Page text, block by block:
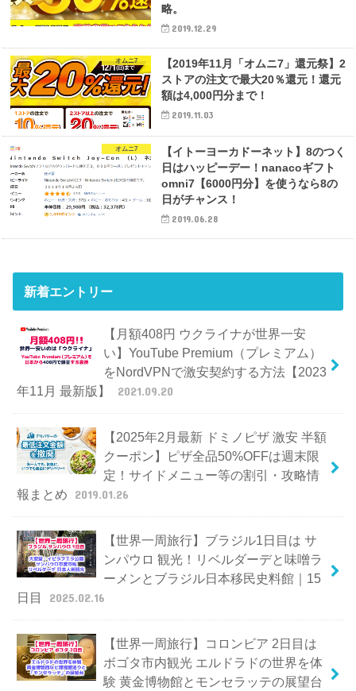
略。
2019.12.29
オムニ7
【2019年11月「オムニ7」還元祭】2
ストアの注文で最大20％還元！還元
額は4,000円分まで！
2019.11.03
オムニ7
【イトーヨーカドーネット】8のつく
日はハッピーデー！nanacoギフト
omni7【6000円分】を使うなら8の
日がチャンス！
2019.06.28
新着エントリー
【月額408円 ウクライナが世界一安
い】YouTube Premium（プレミアム）
をNordVPNで激安契約する方法【2023
年11月 最新版】
2021.09.20
【2025年2月最新 ドミノピザ 激安 半額
クーポン】ピザ全品50%OFFは週末限
定！サイドメニュー等の割引・攻略情
報まとめ
2019.01.26
【世界一周旅行】ブラジル1日目は サ
ンパウロ 観光！リベルダーデと味噌ラ
ーメンとブラジル日本移民史料館｜15
日目
2025.02.16
【世界一周旅行】コロンビア 2日目は
ボゴタ市内観光 エルドラドの世界を体
験 黄金博物館とモンセラッテの展望台